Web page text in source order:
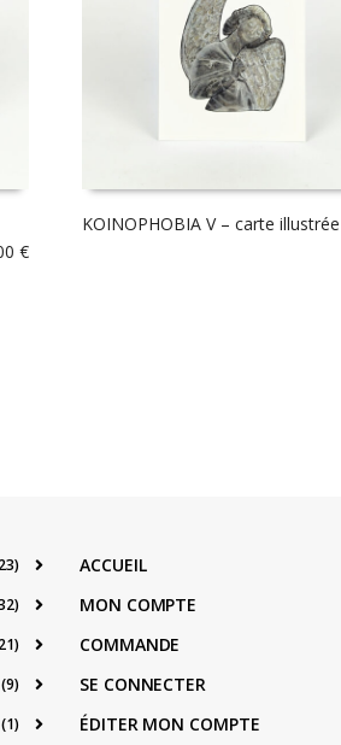
€
KOINOPHOBIA V – carte illustrée
(9)
(1)
ACCUEIL
MON COMPTE
COMMANDE
SE CONNECTER
ÉDITER MON COMPTE